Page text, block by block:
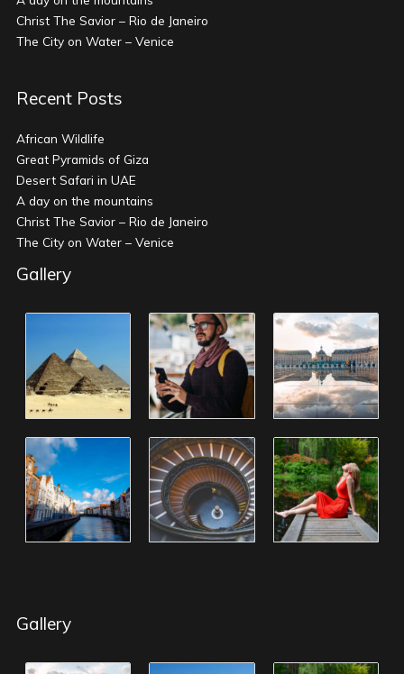
Christ The Savior – Rio de Janeiro
The City on Water – Venice
Recent Posts
African Wildlife
Great Pyramids of Giza
Desert Safari in UAE
A day on the mountains
Christ The Savior – Rio de Janeiro
The City on Water – Venice
Gallery
Gallery